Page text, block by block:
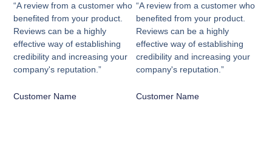
“A review from a customer who
benefited from your product.
Reviews can be a highly
effective way of establishing
credibility and increasing your
company's reputation.”
Customer Name
“A review from a customer who
benefited from your product.
Reviews can be a highly
effective way of establishing
credibility and increasing your
company's reputation.”
Customer Name